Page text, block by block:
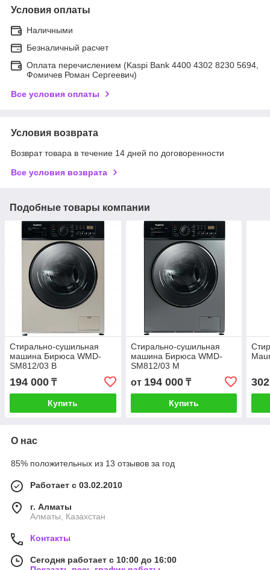
Условия оплаты
Наличными
Безналичный расчет
Оплата перечислением (Kaspi Bank 4400 4302 8230 5694,
Фомичев Роман Сергеевич)
Все условия оплаты
Условия возврата
Возврат товара в течение 14 дней по договоренности
Все условия возврата
Подобные товары компании
Стирально-сушильная
машина Бирюса WMD-
SM812/03 B
194 000 ₸
Купить
Стирально-сушильная
машина Бирюса WMD-
SM812/03 M
от 194 000₸
Купить
О нас
85% положительных из 13 отзывов за год
Работает с 03.02.2010
г. Алматы
Алматы, Казахстан
Контакты
Сегодня работает с 10:00 до 16:00